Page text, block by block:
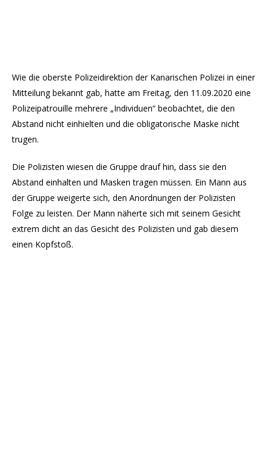
Wie die oberste Polizeidirektion der Kanarischen Polizei in einer
Mitteilung bekannt gab, hatte am Freitag, den 11.09.2020 eine
Polizeipatrouille mehrere „Individuen“ beobachtet, die den
Abstand nicht einhielten und die obligatorische Maske nicht
trugen.
Die Polizisten wiesen die Gruppe drauf hin, dass sie den
Abstand einhalten und Masken tragen müssen. Ein Mann aus
der Gruppe weigerte sich, den Anordnungen der Polizisten
Folge zu leisten. Der Mann näherte sich mit seinem Gesicht
extrem dicht an das Gesicht des Polizisten und gab diesem
einen Kopfstoß.